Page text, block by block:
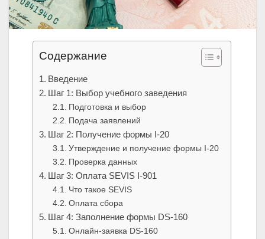
Содержание
Введение
Шаг 1: Выбор учебного заведения
Подготовка и выбор
Подача заявлений
Шаг 2: Получение формы I-20
Утверждение и получение формы I-20
Проверка данных
Шаг 3: Оплата SEVIS I-901
Что такое SEVIS
Оплата сбора
Шаг 4: Заполнение формы DS-160
Онлайн-заявка DS-160